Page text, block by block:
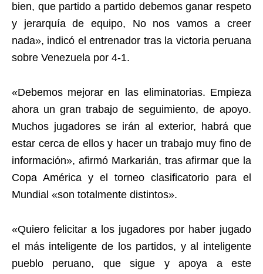
bien, que partido a partido debemos ganar respeto
y jerarquía de equipo, No nos vamos a creer
nada», indicó el entrenador tras la victoria peruana
sobre Venezuela por 4-1.
«Debemos mejorar en las eliminatorias. Empieza
ahora un gran trabajo de seguimiento, de apoyo.
Muchos jugadores se irán al exterior, habrá que
estar cerca de ellos y hacer un trabajo muy fino de
información», afirmó Markarián, tras afirmar que la
Copa América y el torneo clasificatorio para el
Mundial «son totalmente distintos».
«Quiero felicitar a los jugadores por haber jugado
el más inteligente de los partidos, y al inteligente
pueblo peruano, que sigue y apoya a este